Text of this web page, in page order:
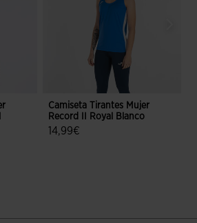
Camiseta Tirantes Mujer
Record II Royal Blanco
14,99€